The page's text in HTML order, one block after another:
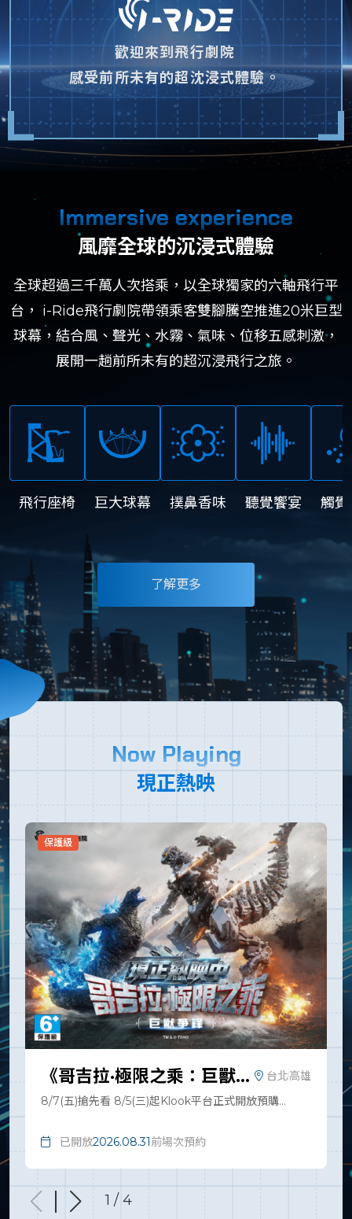
歡迎來到飛行劇院
感受前所未有的超沈浸式體驗。
Immersive experience
風靡全球的沉浸式體驗
全球超過三千萬人次搭乘，以全球獨家的六軸飛行平
台， i-Ride飛行劇院帶領乘客雙腳騰空推進20米巨型
球幕，結合風、聲光、水霧、氣味、位移五感刺激，
展開一趟前所未有的超沉浸飛行之旅。
飛行座椅 巨大球幕 撲鼻香味 聽覺饗宴 觸
了解更多
Now Playing
現正熱映
《哥吉拉·極限之乘：巨獸爭
鋒》全新機械哥吉拉首度曝
台北高雄
8/7(五)搶先看 8/5(三)起Klook平台正式開放預購
乘：巨獸爭鋒》單人搶先看 只要520元，不含任何贈
品。 ◆ 台北航點，點我購買 https://i-
ride.tw/ir01e3IRr ◆ 高雄航點，點我購買 https://i-
ride.tw/ir01QBvYf ◆首度移師海外全球第一站，i-
已開放2026.08.31前場次預約
保護級
1 / 4